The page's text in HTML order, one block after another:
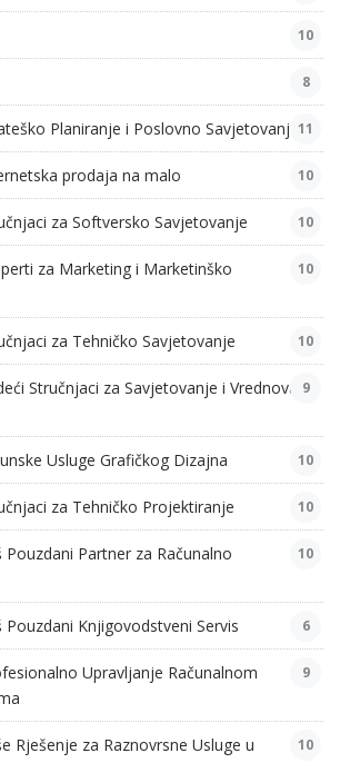
10
8
Planiranje i Poslovno Savjetovanje11
prodaja na malo 10
za Softversko Savjetovanje 10
za Marketing i Marketinško
10
za Tehničko Savjetovanje 10
Stručnjaci za Savjetovanje i Vrednovanje
9
Usluge Grafičkog Dizajna 10
za Tehničko Projektiranje 10
Pouzdani Partner za Računalno
10
Pouzdani Knjigovodstveni Servis 6
Upravljanje Računalnom
9
Rješenje za Raznovrsne Usluge u
10